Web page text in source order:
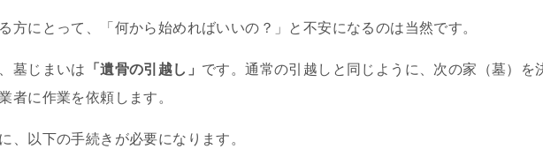
方にとって、「何から始めればいいの？」と不安になるのは当然です。
墓じまいは 「遺骨の引越し」 です。通常の引越しと同じように、次の家（墓）を
者に作業を依頼します。
、以下の手続きが必要になります。